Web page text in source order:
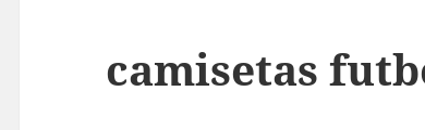
camisetas